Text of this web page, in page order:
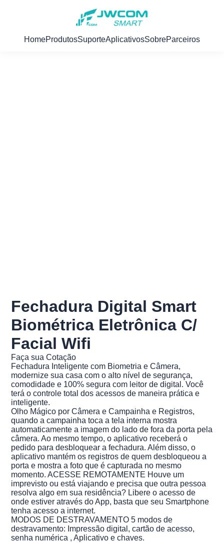
HomeProdutosSuporteAplicativosSobreParceiros
Fechadura Digital Smart
Biométrica Eletrônica C/
Facial Wifi
Faça sua Cotação
Fechadura Inteligente com Biometria e Câmera,
modernize sua casa com o alto nível de segurança,
comodidade e 100% segura com leitor de digital. Você
terá o controle total dos acessos de maneira prática e
inteligente.
Olho Mágico por Câmera e Campainha e Registros,
quando a campainha toca a tela interna mostra
automaticamente a imagem do lado de fora da porta pela
câmera. Ao mesmo tempo, o aplicativo receberá o
pedido para desbloquear a fechadura. Além disso, o
aplicativo mantém os registros de quem desbloqueou a
porta e mostra a foto que é capturada no mesmo
momento. ACESSE REMOTAMENTE Houve um
imprevisto ou está viajando e precisa que outra pessoa
resolva algo em sua residência? Libere o acesso de
onde estiver através do App, basta que seu Smartphone
tenha acesso a internet.
MODOS DE DESTRAVAMENTO 5 modos de
destravamento: Impressão digital, cartão de acesso,
senha numérica , Aplicativo e chaves.